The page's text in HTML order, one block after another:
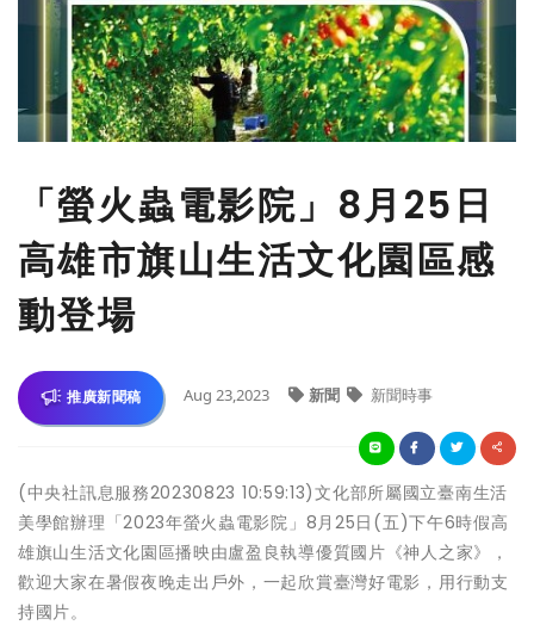
「螢火蟲電影院」8月25日
高雄市旗山生活文化園區感
動登場
推廣新聞稿 Aug 23,2023 新聞 新聞時事
(中央社訊息服務20230823 10:59:13)文化部所屬國立臺南生活
美學館辦理「2023年螢火蟲電影院」8月25日(五)下午6時假高
雄旗山生活文化園區播映由盧盈良執導優質國片《神人之家》，
歡迎大家在暑假夜晚走出戶外，一起欣賞臺灣好電影，用行動支
持國片。